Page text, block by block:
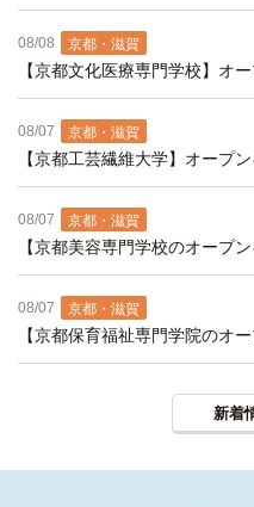
08/08 京都・滋賀
08/07 京都・滋賀
08/07 京都・滋賀
08/07 京都・滋賀
新着